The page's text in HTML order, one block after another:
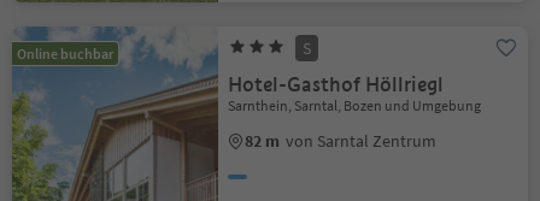
Online buchbar S
Hotel-Gasthof Höllriegl
Sarnthein, Sarntal, Bozen und Umgebung
82 m von Sarntal Zentrum